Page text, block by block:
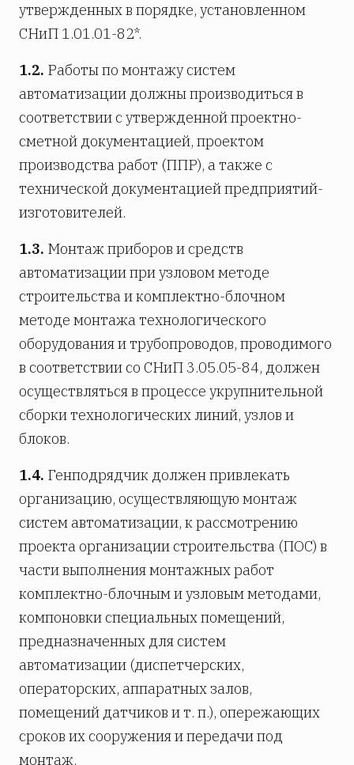
утвержденных в порядке, установленном
СНиП 1.01.01-82*.
1.2. Работы по монтажу систем
автоматизации должны производиться в
соответствии с утвержденной проектно-
сметной документацией, проектом
производства работ (ППР), а также с
технической документацией предприятий-
изготовителей.
1.3. Монтаж приборов и средств
автоматизации при узловом методе
строительства и комплектно-блочном
методе монтажа технологического
оборудования и трубопроводов, проводимого
в соответствии со СНиП 3.05.05-84, должен
осуществляться в процессе укрупнительной
сборки технологических линий, узлов и
блоков.
1.4. Генподрядчик должен привлекать
организацию, осуществляющую монтаж
систем автоматизации, к рассмотрению
проекта организации строительства (ПОС) в
части выполнения монтажных работ
комплектно-блочным и узловым методами,
компоновки специальных помещений,
предназначенных для систем
автоматизации (диспетчерских,
операторских, аппаратных залов,
помещений датчиков и т. п.), опережающих
сроков их сооружения и передачи под
монтаж.